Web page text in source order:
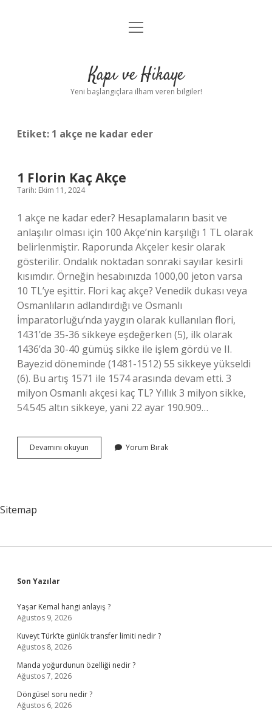
Anasayfa
Yasal Uyarı
menüyü
Kapı ve Hikaye
Yeni başlangıçlara ilham veren bilgiler!
Etiket: 1 akçe ne kadar eder
1 Florin Kaç Akçe
Tarih: Ekim 11, 2024
1 akçe ne kadar eder? Hesaplamaların basit ve
anlaşılır olması için 100 Akçe’nin karşılığı 1 TL olarak
belirlenmiştir. Raporunda Akçeler kesir olarak
gösterilir. Ondalık noktadan sonraki sayılar kesirli
kısımdır. Örneğin hesabınızda 1000,00 jeton varsa
10 TL’ye eşittir. Flori kaç akçe? Venedik dukası veya
Osmanlıların adlandırdığı ve Osmanlı
İmparatorluğu’nda yaygın olarak kullanılan flori,
1431’de 35-36 sikkeye eşdeğerken (5), ilk olarak
1436’da 30-40 gümüş sikke ile işlem gördü ve II.
Bayezid döneminde (1481-1512) 55 sikkeye yükseldi
(6). Bu artış 1571 ile 1574 arasında devam etti. 3
milyon Osmanlı akçesi kaç TL? Yıllık 3 milyon sikke,
54.545 altın sikkeye, yani 22 ayar 190.909…
Devamını okuyun
Florin
Yorum Bırak
Sitemap
Sidebar
Son Yazılar
Yaşar Kemal hangi anlayış ?
Ağustos 9, 2026
Kuveyt Türk’te günlük transfer limiti nedir ?
Ağustos 8, 2026
Manda yoğurdunun özelliği nedir ?
Ağustos 7, 2026
Döngüsel soru nedir ?
Ağustos 6, 2026